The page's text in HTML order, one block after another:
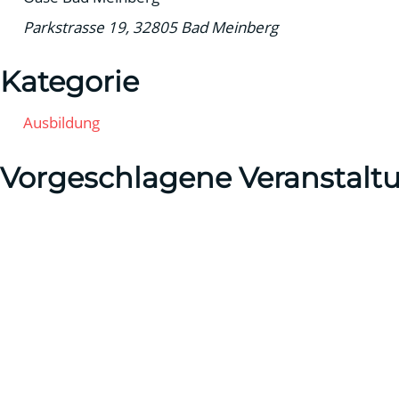
Parkstrasse 19, 32805 Bad Meinberg
Kategorie
Ausbildung
Vorgeschlagene